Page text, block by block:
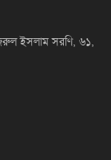
ইসলাম সরণি, ৬১,